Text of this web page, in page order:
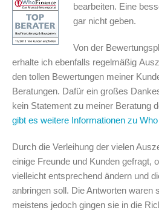
bearbeiten. Eine
gar nicht geben.
Von der
erhalte ich ebenfalls regelmäßig
den tollen Bewertungen meiner
Beratungen. Dafür ein großes
kein Statement zu meiner Beratung
gibt es weitere Informationen zu
Durch die Verleihung der vielen
einige Freunde und Kunden gefragt,
vielleicht entsprechend ändern und
anbringen soll. Die Antworten waren
meistens jedoch gingen sie in die